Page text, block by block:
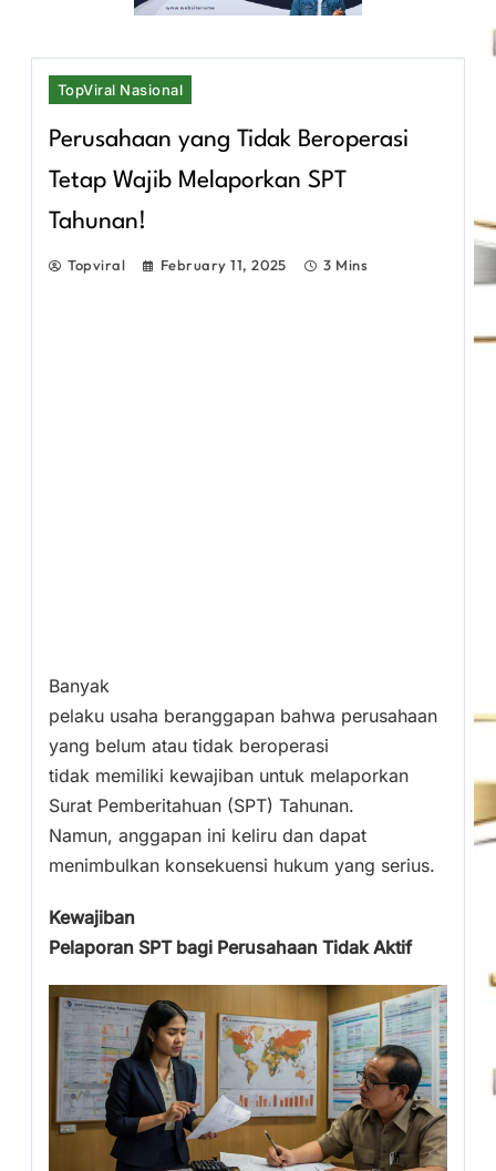
TopViral Nasional
Perusahaan yang Tidak Beroperasi
Tetap Wajib Melaporkan SPT
Tahunan!
Topviral February 11, 2025 3 Mins
Banyak
pelaku usaha beranggapan bahwa perusahaan
yang belum atau tidak beroperasi
tidak memiliki kewajiban untuk melaporkan
Surat Pemberitahuan (SPT) Tahunan.
Namun, anggapan ini keliru dan dapat
menimbulkan konsekuensi hukum yang serius.
Kewajiban
Pelaporan SPT bagi Perusahaan Tidak Aktif